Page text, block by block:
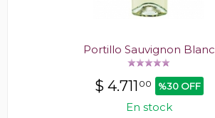
Portillo Sauvignon Blanc
$ 4.711 00 %30 OFF
En stock